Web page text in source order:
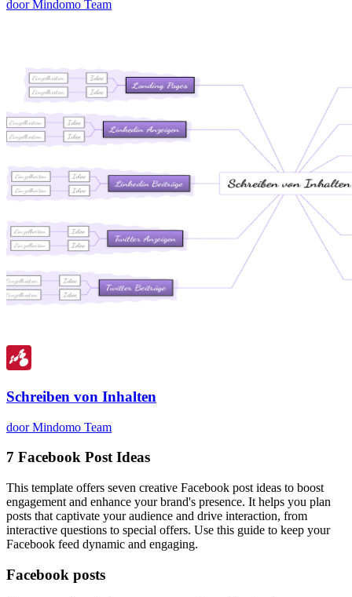
door Mindomo Team
Schreiben von Inhalten
door Mindomo Team
7 Facebook Post Ideas
This template offers seven creative Facebook post ideas to boost
engagement and enhance your brand's presence. It helps you plan
posts that captivate your audience and drive interaction, from
interactive questions to special offers. Use this guide to keep your
Facebook feed dynamic and engaging.
Facebook posts